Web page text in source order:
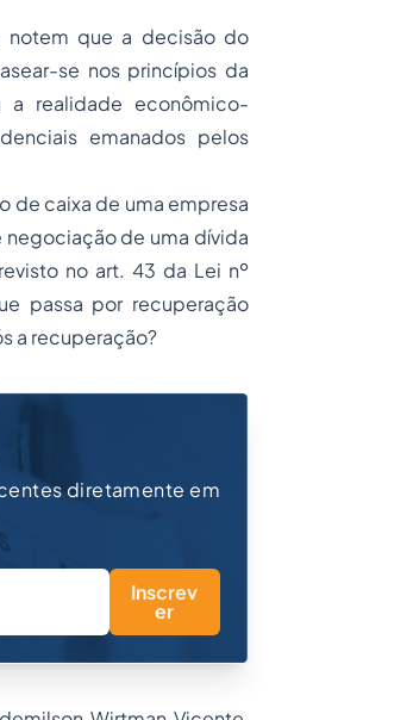
notem que a decisão do
se nos princípios da
a realidade econômico-
emanados pelos
de caixa de uma empresa
de uma dívida
no art. 43 da Lei nº
passa por recuperação
a recuperação?
diretamente em
Inscrev
er